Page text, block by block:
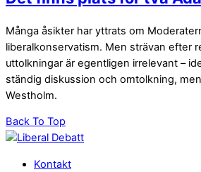
Många åsikter har yttrats om
liberalkonservatism. Men strävan efter
uttolkningar är egentligen irrelevant –
ständig diskussion och omtolkning,
Westholm.
Back To Top
Kontakt